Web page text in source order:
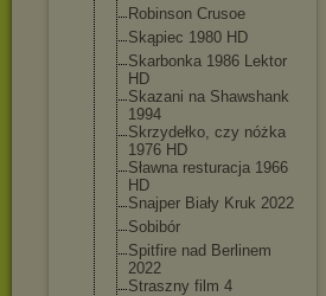
Robinson Crusoe
Skąpiec 1980 HD
Skarbonka 1986 Lektor
HD
Skazani na Shawshank
1994
Skrzydełko, czy nóżka
1976 HD
Sławna resturacja 1966
HD
Snajper Biały Kruk 2022
Sobibór
Spitfire nad Berlinem
2022
Straszny film 4